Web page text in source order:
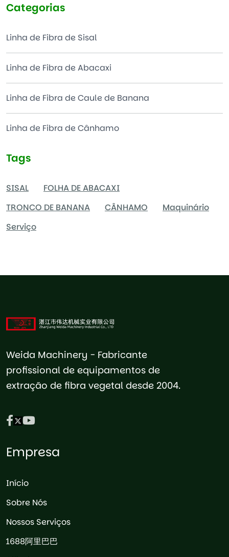
Categorias
Linha de Fibra de Sisal
Linha de Fibra de Abacaxi
Linha de Fibra de Caule de Banana
Linha de Fibra de Cânhamo
Tags
SISAL
FOLHA DE ABACAXI
TRONCO DE BANANA
CÂNHAMO
Maquinário
Serviço
Weida Machinery - Fabricante
profissional de equipamentos de
extração de fibra vegetal desde 2004.
Empresa
Início
Sobre Nós
Nossos Serviços
1688阿里巴巴